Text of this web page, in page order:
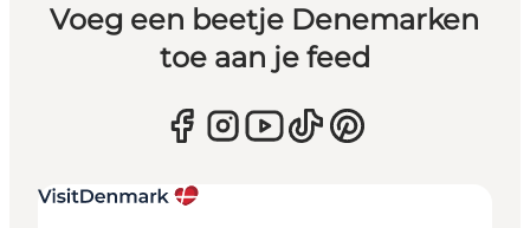
Voeg een beetje Denemarken
toe aan je feed